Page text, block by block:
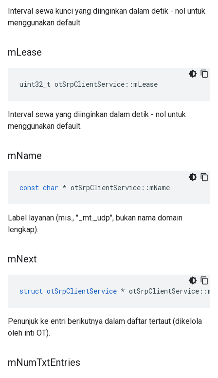
Interval sewa kunci yang diinginkan dalam detik - nol untuk
menggunakan default.
mLease
uint32_t otSrpClientService ::mLease
Interval sewa yang diinginkan dalam detik - nol untuk
menggunakan default.
mName
const char * otSrpClientService ::mName
Label layanan (mis., "_mt._udp", bukan nama domain
lengkap).
mNext
struct otSrpClientService * otSrpClientService ::
Penunjuk ke entri berikutnya dalam daftar tertaut (dikelola
oleh inti OT).
mNumTxtEntries